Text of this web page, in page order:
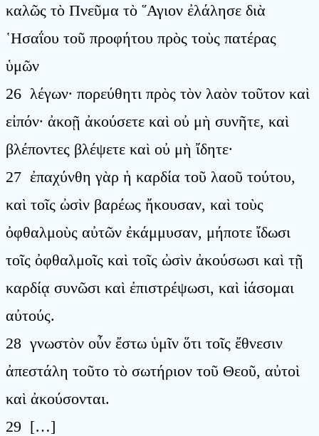
καλῶς τὸ Πνεῦμα τὸ ῞Αγιον ἐλάλησε διὰ
῾Ησαΐου τοῦ προφήτου πρὸς τοὺς πατέρας
ὑμῶν
26 λέγων· πορεύθητι πρὸς τὸν λαὸν τοῦτον καὶ
εἰπόν· ἀκοῇ ἀκούσετε καὶ οὐ μὴ συνῆτε, καὶ
βλέποντες βλέψετε καὶ οὐ μὴ ἴδητε·
27 ἐπαχύνθη γὰρ ἡ καρδία τοῦ λαοῦ τούτου,
καὶ τοῖς ὠσὶν βαρέως ἤκουσαν, καὶ τοὺς
ὀφθαλμοὺς αὐτῶν ἐκάμμυσαν, μήποτε ἴδωσι
τοῖς ὀφθαλμοῖς καὶ τοῖς ὠσὶν ἀκούσωσι καὶ τῇ
καρδίᾳ συνῶσι καὶ ἐπιστρέψωσι, καὶ ἰάσομαι
αὐτούς.
28 γνωστὸν οὖν ἔστω ὑμῖν ὅτι τοῖς ἔθνεσιν
ἀπεστάλη τοῦτο τὸ σωτήριον τοῦ Θεοῦ, αὐτοὶ
καὶ ἀκούσονται.
29 […]